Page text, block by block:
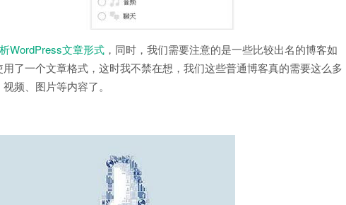
WordPress文章形式 ，同时，我们需要注意的是一些比较出名的博客如
了一个文章格式，这时我不禁在想，我们这些普通博客真的需要这么多
频、图片等内容了。